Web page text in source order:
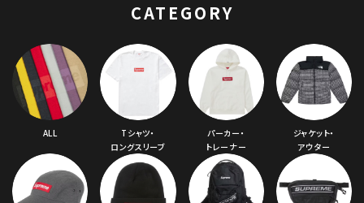
CATEGORY
ALL
Tシャツ・
ロングスリーブ
パーカー・
トレーナー
ジャケット・
アウター